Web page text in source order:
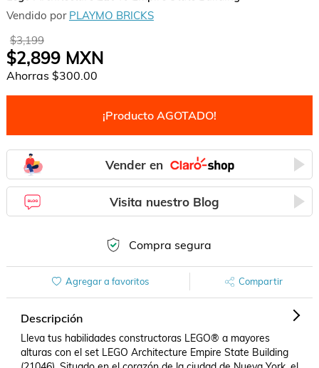
Vendido por PLAYMO BRICKS
$3,199
$2,899MXN
Ahorras $300.00
¡Producto AGOTADO!
Vender en
Visita nuestro Blog
Compra segura
Agregar a favoritos Compartir
Descripción
Lleva tus habilidades constructoras LEGO® a mayores
alturas con el set LEGO Architecture Empire State Building